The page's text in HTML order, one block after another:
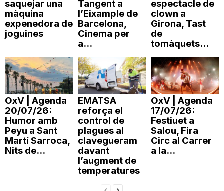
a
saquejar una
màquina
expenedora de
joguines
Tangent a
l’Eixample de
Barcelona,
Cinema per
a...
espectacle de
clown a
Girona, Tast
de
tomàquets...
OxV | Agenda
20/07/26:
Humor amb
Peyu a Sant
Martí Sarroca,
Nits de...
EMATSA
reforça el
control de
plagues al
clavegueram
davant
l’augment de
temperatures
OxV | Agenda
17/07/26:
Festiuet a
Salou, Fira
Circ al Carrer
a la...